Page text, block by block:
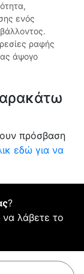
ενός
ραφής
άψογο
πρόσβαση
εδώ για να
?
να λάβετε το